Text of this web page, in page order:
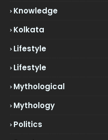
Knowledge
Kolkata
Lifestyle
Lifestyle
Mythological
Mythology
Politics